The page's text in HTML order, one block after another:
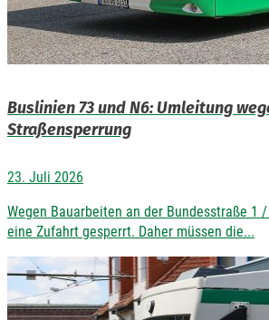
Buslinien 73 und N6: Umleitung
Straßensperrung
23. Juli 2026
Wegen Bauarbeiten an der Bundesstraße 1
eine Zufahrt gesperrt. Daher müssen die...